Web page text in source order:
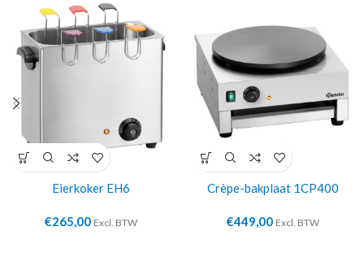
Eierkoker EH6
€265,00 Excl. BTW
Crèpe-bakplaat 1CP400
€449,00 Excl. BTW